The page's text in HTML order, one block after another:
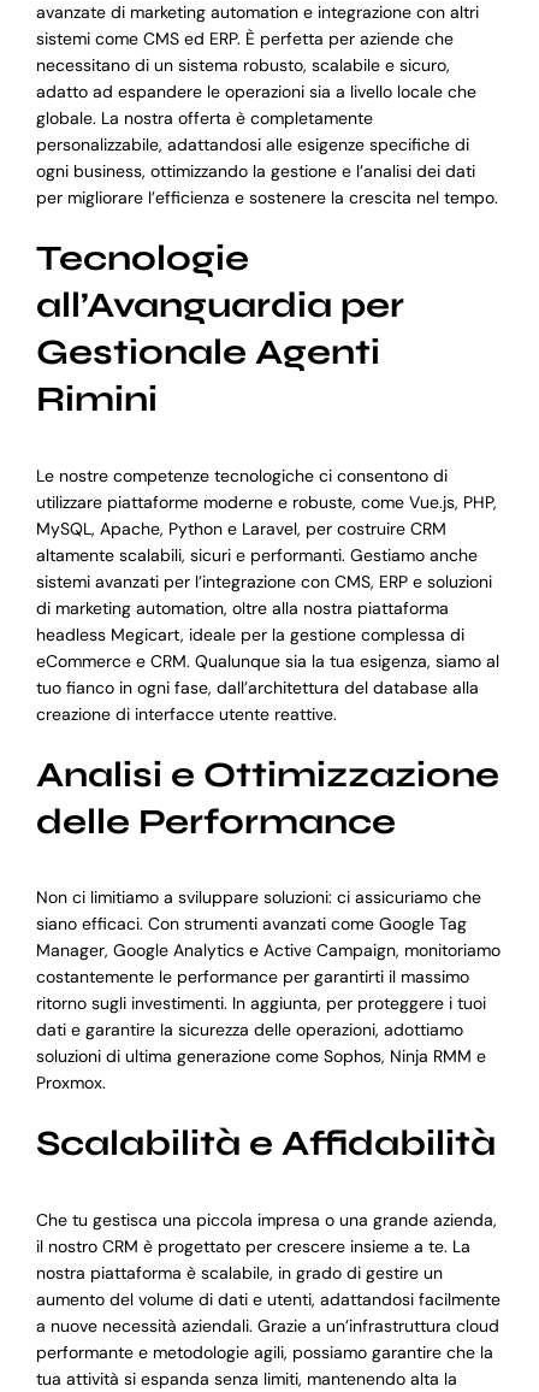
avanzate di marketing automation e integrazione con altri
sistemi come CMS ed ERP. È perfetta per aziende che
necessitano di un sistema robusto, scalabile e sicuro,
adatto ad espandere le operazioni sia a livello locale che
globale. La nostra offerta è completamente
personalizzabile, adattandosi alle esigenze specifiche di
ogni business, ottimizzando la gestione e l’analisi dei dati
per migliorare l’efficienza e sostenere la crescita nel tempo.
Tecnologie
all’Avanguardia per
Gestionale Agenti
Rimini
Le nostre competenze tecnologiche ci consentono di
utilizzare piattaforme moderne e robuste, come Vue.js, PHP,
MySQL, Apache, Python e Laravel, per costruire CRM
altamente scalabili, sicuri e performanti. Gestiamo anche
sistemi avanzati per l’integrazione con CMS, ERP e soluzioni
di marketing automation, oltre alla nostra piattaforma
headless Megicart, ideale per la gestione complessa di
eCommerce e CRM. Qualunque sia la tua esigenza, siamo al
tuo fianco in ogni fase, dall’architettura del database alla
creazione di interfacce utente reattive.
Analisi e Ottimizzazione
delle Performance
Non ci limitiamo a sviluppare soluzioni: ci assicuriamo che
siano efficaci. Con strumenti avanzati come Google Tag
Manager, Google Analytics e Active Campaign, monitoriamo
costantemente le performance per garantirti il massimo
ritorno sugli investimenti. In aggiunta, per proteggere i tuoi
dati e garantire la sicurezza delle operazioni, adottiamo
soluzioni di ultima generazione come Sophos, Ninja RMM e
Proxmox.
Scalabilità e Affidabilità
Che tu gestisca una piccola impresa o una grande azienda,
il nostro CRM è progettato per crescere insieme a te. La
nostra piattaforma è scalabile, in grado di gestire un
aumento del volume di dati e utenti, adattandosi facilmente
a nuove necessità aziendali. Grazie a un’infrastruttura cloud
performante e metodologie agili, possiamo garantire che la
tua attività si espanda senza limiti, mantenendo alta la